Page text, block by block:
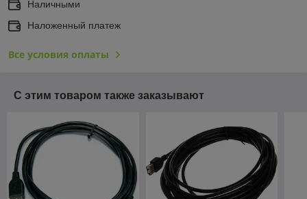
Наличными
Наложенный платеж
Все условия оплаты
С этим товаром также заказывают